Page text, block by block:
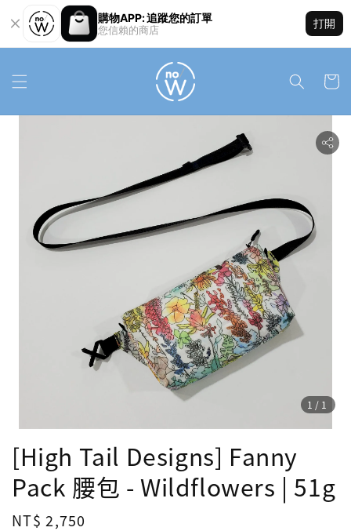
購物APP: 追蹤您的訂單
您信賴的商店
打開
1 /1
[High Tail Designs] Fanny
Pack 腰包 - Wildflowers | 51g
Regular
NT$ 2,750